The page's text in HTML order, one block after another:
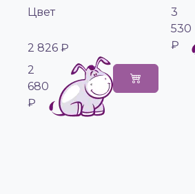
Цвет
2 826 ₽
2
680
₽
3
530
₽